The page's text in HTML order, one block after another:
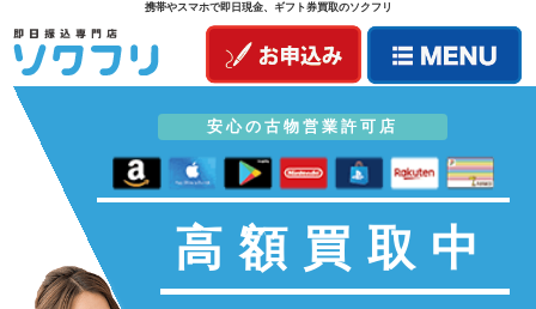
携帯やスマホで即日現金、ギフト券買取のソクフリ
安心の古物営業許可店
高額買取中